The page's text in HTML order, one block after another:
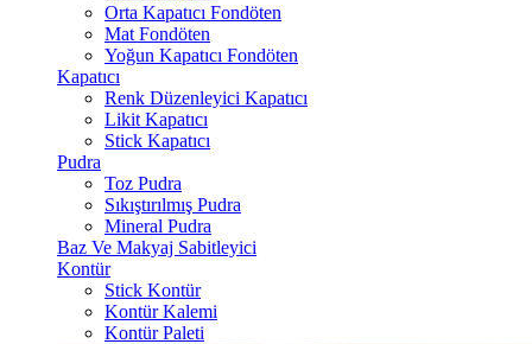
Orta Kapatıcı Fondöten
Mat Fondöten
Yoğun Kapatıcı Fondöten
Kapatıcı
Renk Düzenleyici Kapatıcı
Likit Kapatıcı
Stick Kapatıcı
Pudra
Toz Pudra
Sıkıştırılmış Pudra
Mineral Pudra
Baz Ve Makyaj Sabitleyici
Kontür
Stick Kontür
Kontür Kalemi
Kontür Paleti